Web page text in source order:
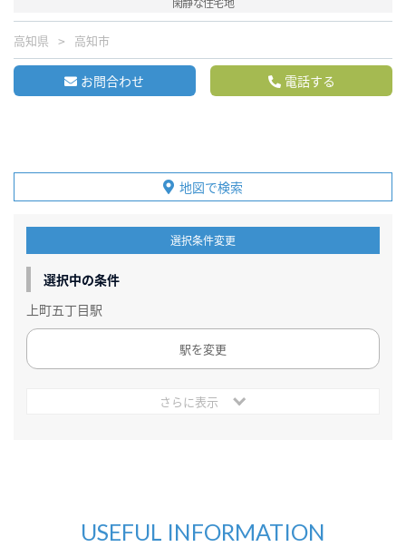
高知県 高知市
お問合わせ 電話する
地図で検索
選択条件変更
選択中の条件
上町五丁目駅
駅を変更
さらに表示
USEFUL INFORMATION